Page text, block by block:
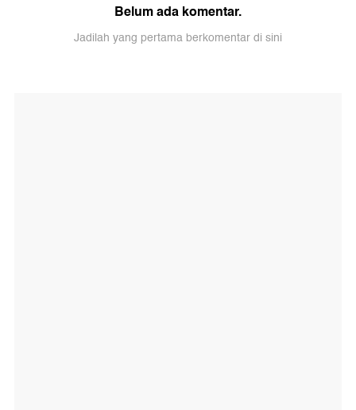
Belum ada komentar.
Jadilah yang pertama berkomentar di sini